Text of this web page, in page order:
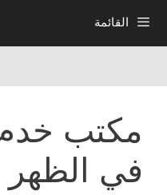
القائمة
مكتب
في الظهر